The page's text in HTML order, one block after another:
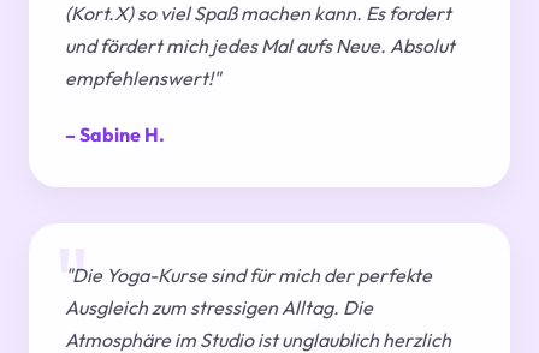
(Kort.X) so viel Spaß machen kann. Es fordert
und fördert mich jedes Mal aufs Neue. Absolut
empfehlenswert!"
– Sabine H.
"Die Yoga-Kurse sind für mich der perfekte
Ausgleich zum stressigen Alltag. Die
Atmosphäre im Studio ist unglaublich herzlich